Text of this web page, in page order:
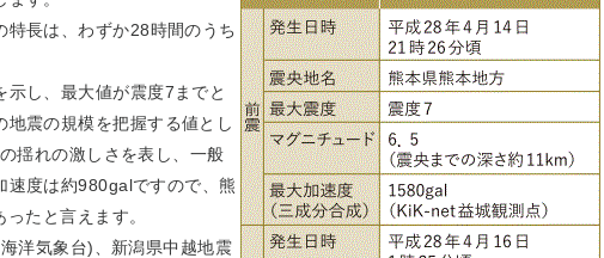
特長は、わずか28時間のうち
し、最大値が震度7までと
震の規模を把握する値とし
揺れの激しさを表し、一般
速度は約980galですので、熊
たと言えます。
洋気象台)、新潟県中越地震